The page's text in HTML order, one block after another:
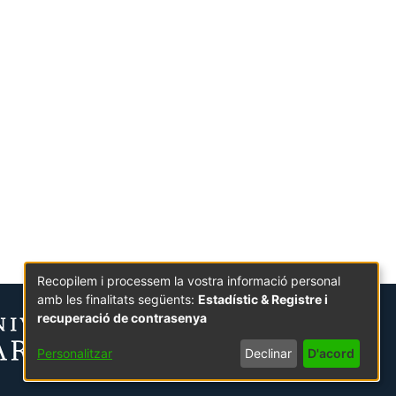
Recopilem i processem la vostra informació personal
amb les finalitats següents: Estadístic & Registre i
recuperació de contrasenya
Personalitzar Declinar D'acord